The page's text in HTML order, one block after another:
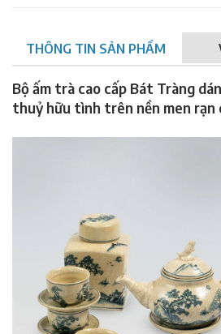
THÔNG TIN SẢN PHẨM
Bộ ấm trà cao cấp Bát Tràng
thuỷ hữu tình trên nền men rạn